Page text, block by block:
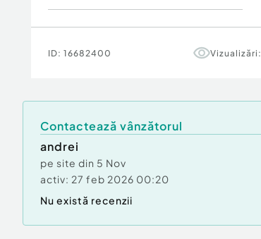
ID: 16682400 Vizualizări:
Contactează vânzătorul
andrei
pe site din 5 Nov
activ: 27 feb 2026 00:20
Nu există recenzii